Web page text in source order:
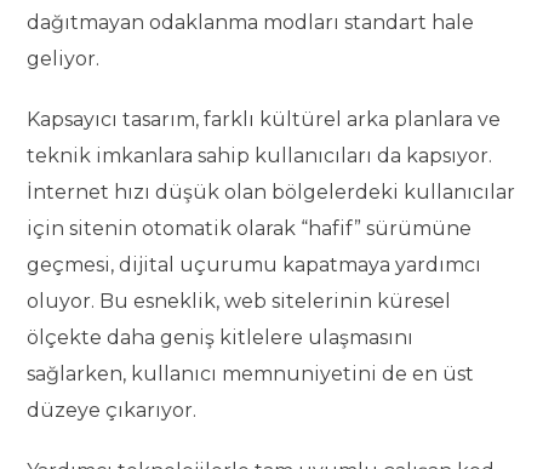
dağıtmayan odaklanma modları standart hale
geliyor.
Kapsayıcı tasarım, farklı kültürel arka planlara ve
teknik imkanlara sahip kullanıcıları da kapsıyor.
İnternet hızı düşük olan bölgelerdeki kullanıcılar
için sitenin otomatik olarak “hafif” sürümüne
geçmesi, dijital uçurumu kapatmaya yardımcı
oluyor. Bu esneklik, web sitelerinin küresel
ölçekte daha geniş kitlelere ulaşmasını
sağlarken, kullanıcı memnuniyetini de en üst
düzeye çıkarıyor.